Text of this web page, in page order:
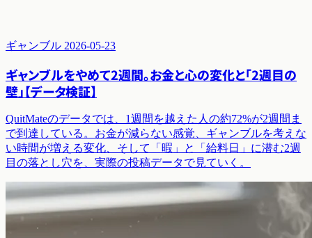
ギャンブル 2026-05-23
ギャンブルをやめて2週間。お金と心の変化と「2週目の
壁」【データ検証】
QuitMateのデータでは、1週間を越えた人の約72%が2週間ま
で到達している。お金が減らない感覚、ギャンブルを考えな
い時間が増える変化、そして「暇」と「給料日」に潜む2週
目の落とし穴を、実際の投稿データで見ていく。